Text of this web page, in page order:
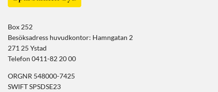
Box 252
Besöksadress huvudkontor: Hamngatan 2
271 25 Ystad
Telefon 0411-82 20 00
ORGNR 548000-7425
SWIFT SPSDSE23